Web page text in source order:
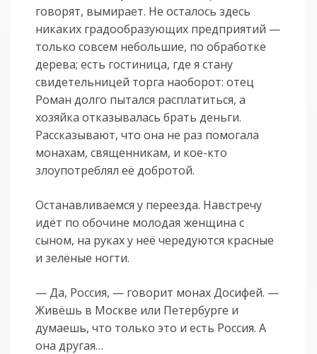
говорят, вымирает. Не осталось здесь
никаких градообразующих предприятий —
только совсем небольшие, по обработке
дерева; есть гостиница, где я стану
свидетельницей торга наоборот: отец
Роман долго пытался расплатиться, а
хозяйка отказывалась брать деньги.
Рассказывают, что она не раз помогала
монахам, священникам, и кое-кто
злоупотреблял её добротой.
Останавливаемся у переезда. Навстречу
идёт по обочине молодая женщина с
сыном, на руках у неё чередуются красные
и зелёные ногти.
— Да, Россия, — говорит монах Досифей. —
Живёшь в Москве или Петербурге и
думаешь, что только это и есть Россия. А
она другая…